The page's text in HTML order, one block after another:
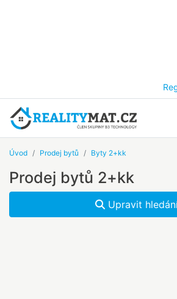
Úvod Prodej bytů Byty 2+kk
Prodej bytů 2+kk
Upravit